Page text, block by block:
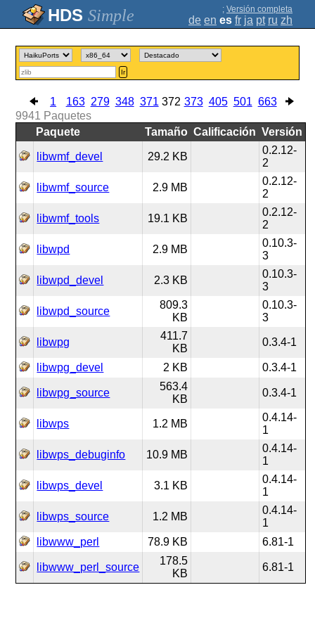
Simple ; Versión completa
de en es fr ja pt ru zh
Ir
1 163 279 348 371 372 373 405 501 663
9941 Paquetes
Paquete
Tamaño Calificación Versión
libwmf_devel 29.2 KB
0.2.12-
2
libwmf_source 2.9 MB
0.2.12-
2
libwmf_tools 19.1 KB
0.2.12-
2
libwpd 2.9 MB
0.10.3-
3
libwpd_devel 2.3 KB
0.10.3-
3
libwpd_source
809.3
KB
0.10.3-
3
libwpg
411.7
KB
0.3.4-1
libwpg_devel 2 KB 0.3.4-1
libwpg_source
563.4
KB
0.3.4-1
libwps 1.2 MB
0.4.14-
1
libwps_debuginfo 10.9 MB
0.4.14-
1
libwps_devel 3.1 KB
0.4.14-
1
libwps_source 1.2 MB
0.4.14-
1
libwww_perl
78.9 KB 6.81-1
libwww_perl_source
178.5
KB
6.81-1